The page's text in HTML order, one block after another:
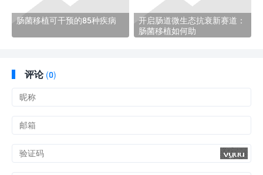
肠菌移植可干预的85种疾病
开启肠道微生态抗衰新赛道：
肠菌移植如何助
评论 (0)